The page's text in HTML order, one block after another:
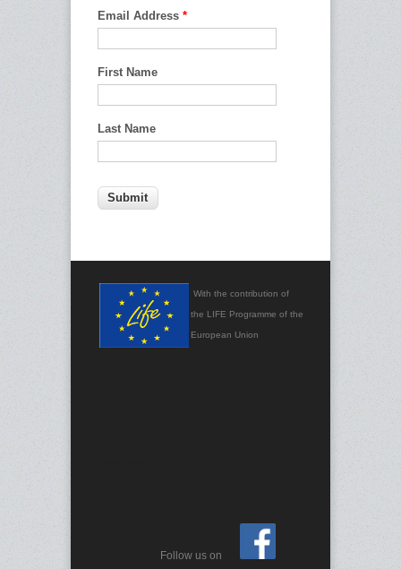
Email Address *
First Name
Last Name
With the contribution of
the LIFE Programme of the
European Union
Follow us on